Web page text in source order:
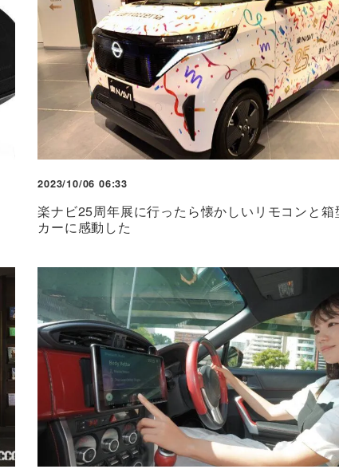
2023/10/06 06:33
楽ナビ25周年展に行ったら懐かしいリモコンと箱
カーに感動した